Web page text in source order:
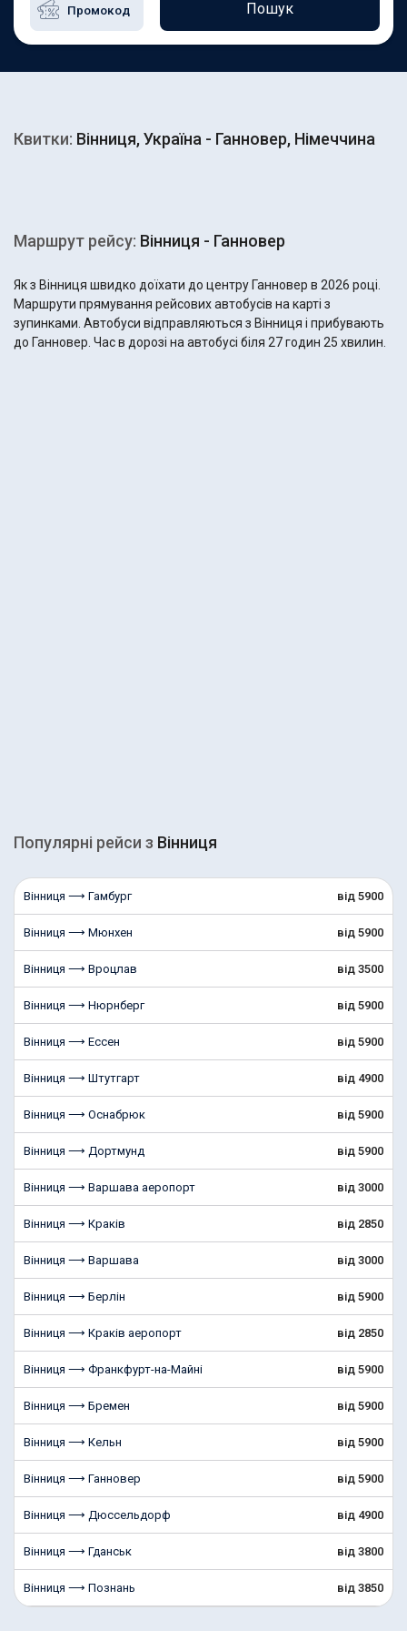
Пошук
Квитки: Вінниця, Україна - Ганновер, Німеччина
Маршрут рейсу: Вінниця - Ганновер
Як з Вінниця швидко доїхати до центру Ганновер в 2026 році.
Маршрути прямування рейсових автобусів на карті з
зупинками. Автобуси відправляються з Вінниця і прибувають
до Ганновер. Час в дорозі на автобусі біля 27 годин 25 хвилин.
Популярні рейcи з Вінниця
Вінниця ⟶ Гамбург від 5900
Вінниця ⟶ Мюнхен від 5900
Вінниця ⟶ Вроцлав від 3500
Вінниця ⟶ Нюрнберг від 5900
Вінниця ⟶ Ессен від 5900
Вінниця ⟶ Штутгарт від 4900
Вінниця ⟶ Оснабрюк від 5900
Вінниця ⟶ Дортмунд від 5900
Вінниця ⟶ Варшава аеропорт від 3000
Вінниця ⟶ Краків від 2850
Вінниця ⟶ Варшава від 3000
Вінниця ⟶ Берлін від 5900
Вінниця ⟶ Краків аеропорт від 2850
Вінниця ⟶ Франкфурт-на-Майні від 5900
Вінниця ⟶ Бремен від 5900
Вінниця ⟶ Кельн від 5900
Вінниця ⟶ Ганновер від 5900
Вінниця ⟶ Дюссельдорф від 4900
Вінниця ⟶ Гданськ від 3800
Вінниця ⟶ Познань від 3850